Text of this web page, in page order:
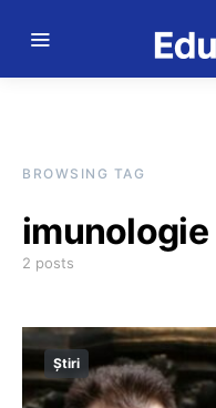
BROWSING TAG
imunologie
2 posts
Știri